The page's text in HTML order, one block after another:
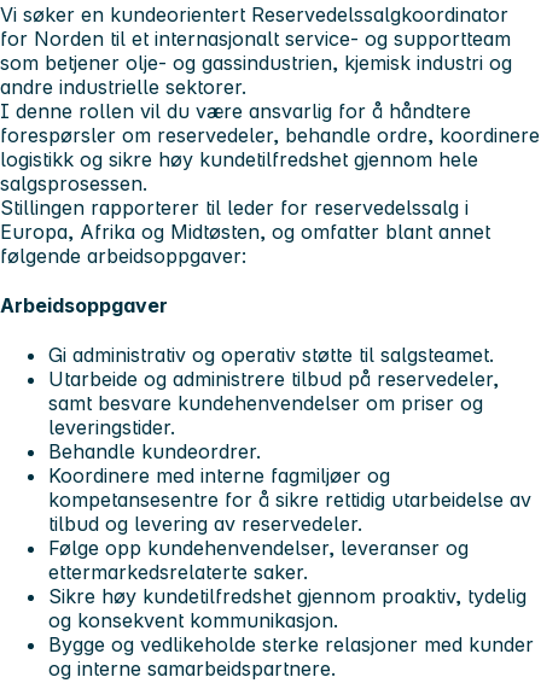
Vi søker en kundeorientert Reservedelssalgkoordinator
for Norden til et internasjonalt service- og supportteam
som betjener olje- og gassindustrien, kjemisk industri og
andre industrielle sektorer.
I denne rollen vil du være ansvarlig for å håndtere
forespørsler om reservedeler, behandle ordre, koordinere
logistikk og sikre høy kundetilfredshet gjennom hele
salgsprosessen.
Stillingen rapporterer til leder for reservedelssalg i
Europa, Afrika og Midtøsten, og omfatter blant annet
følgende arbeidsoppgaver:
Arbeidsoppgaver
Gi administrativ og operativ støtte til salgsteamet.
Utarbeide og administrere tilbud på reservedeler,
samt besvare kundehenvendelser om priser og
leveringstider.
Behandle kundeordrer.
Koordinere med interne fagmiljøer og
kompetansesentre for å sikre rettidig utarbeidelse av
tilbud og levering av reservedeler.
Følge opp kundehenvendelser, leveranser og
ettermarkedsrelaterte saker.
Sikre høy kundetilfredshet gjennom proaktiv, tydelig
og konsekvent kommunikasjon.
Bygge og vedlikeholde sterke relasjoner med kunder
og interne samarbeidspartnere.